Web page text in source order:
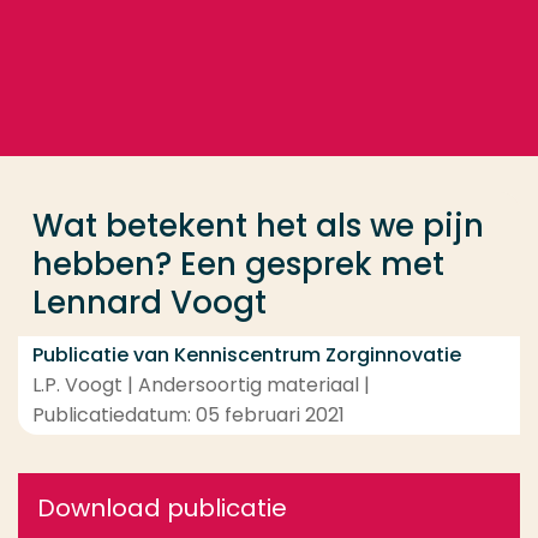
Wat betekent het als we pijn
hebben? Een gesprek met
Lennard Voogt
Publicatie van Kenniscentrum Zorginnovatie
L.P. Voogt | Andersoortig materiaal |
Publicatiedatum: 05 februari 2021
Download publicatie
Opleiding
Contact